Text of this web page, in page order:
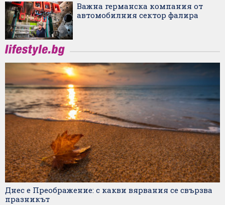
Важна германска компания от
автомобилния сектор фалира
Днес е Преображение: с какви вярвания се свързва
празникът